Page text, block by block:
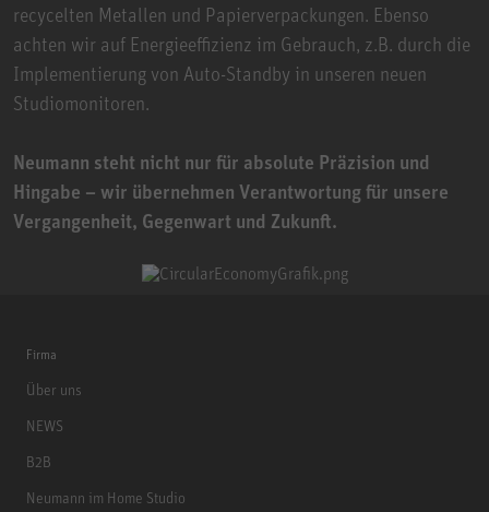
recycelten Metallen und Papierverpackungen. Ebenso
achten wir auf Energieeffizienz im Gebrauch, z.B. durch die
Implementierung von Auto-Standby in unseren neuen
Studiomonitoren.
Neumann steht nicht nur für absolute Präzision und
Hingabe – wir übernehmen Verantwortung für unsere
Vergangenheit, Gegenwart und Zukunft.
Firma
Über uns
NEWS
B2B
Neumann im Home Studio